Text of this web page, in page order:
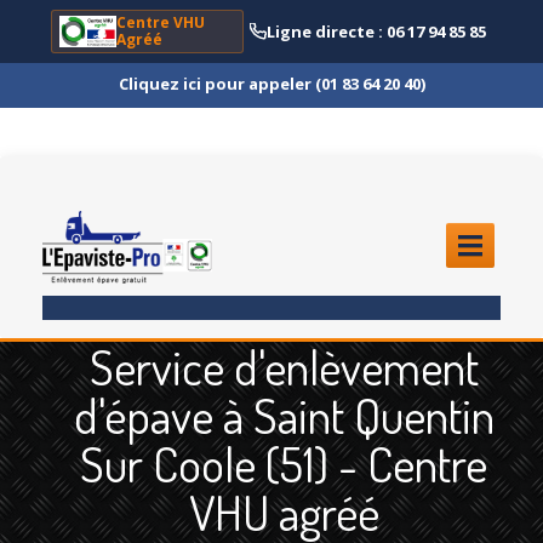
Centre VHU
Agréé
Ligne directe : 06 17 94 85 85
Cliquez ici pour appeler (01 83 64 20 40)
ENLÈVEMENTÉPAVE
Quoi?
Scooteret Moto
Camion
et Poids Lourd
Service d'enlèvement
d'épave à Saint Quentin
Sur Coole (51) - Centre
VHU agréé